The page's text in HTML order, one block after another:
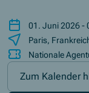
01. Juni 2026 -
Paris,
Nationale
Zum Kalender